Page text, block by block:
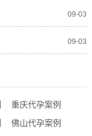
09-03
09-03
重庆代孕案例
佛山代孕案例